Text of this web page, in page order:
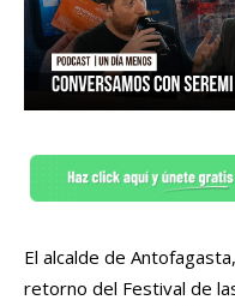
El alcalde de
retorno del Festival de